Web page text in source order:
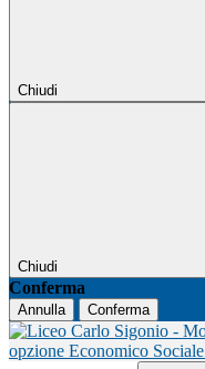
Chiudi
Chiudi
Conferma
Annulla Conferma
opzione Economico Sociale